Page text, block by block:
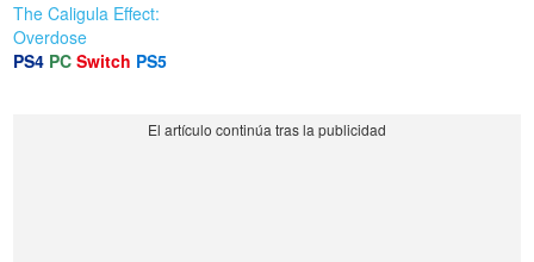
The Caligula Effect:
Overdose
PS4 PC Switch PS5